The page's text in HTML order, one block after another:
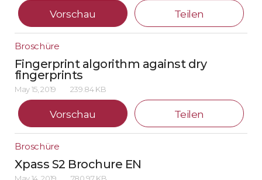
Vorschau Teilen
Broschüre
Fingerprint algorithm against dry
fingerprints
May 15, 2019 239.84 KB
Vorschau Teilen
Broschüre
Xpass S2 Brochure EN